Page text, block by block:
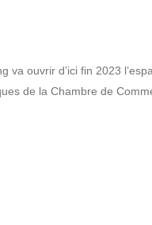
va ouvrir d’ici fin 2023
de la Chambre de